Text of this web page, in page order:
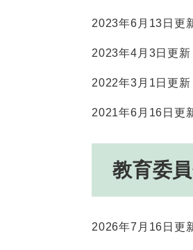
2023年6月13日更
2023年4月3日更新
2022年3月1日更新
2021年6月16日更
教育委
2026年7月16日更